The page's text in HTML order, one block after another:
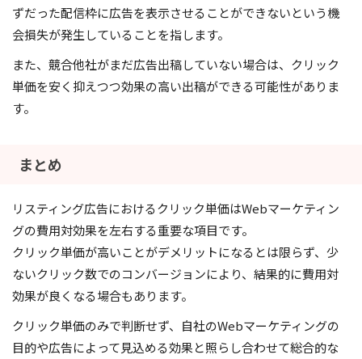
ずだった配信枠に広告を表示させることができないという機
会損失が発生していることを指します。
また、競合他社がまだ広告出稿していない場合は、クリック
単価を安く抑えつつ効果の高い出稿ができる可能性がありま
す。
まとめ
リスティング広告におけるクリック単価はWebマーケティン
グの費用対効果を左右する重要な項目です。
クリック単価が高いことがデメリットになるとは限らず、少
ないクリック数でのコンバージョンにより、結果的に費用対
効果が良くなる場合もあります。
クリック単価のみで判断せず、自社のWebマーケティングの
目的や広告によって見込める効果と照らし合わせて総合的な